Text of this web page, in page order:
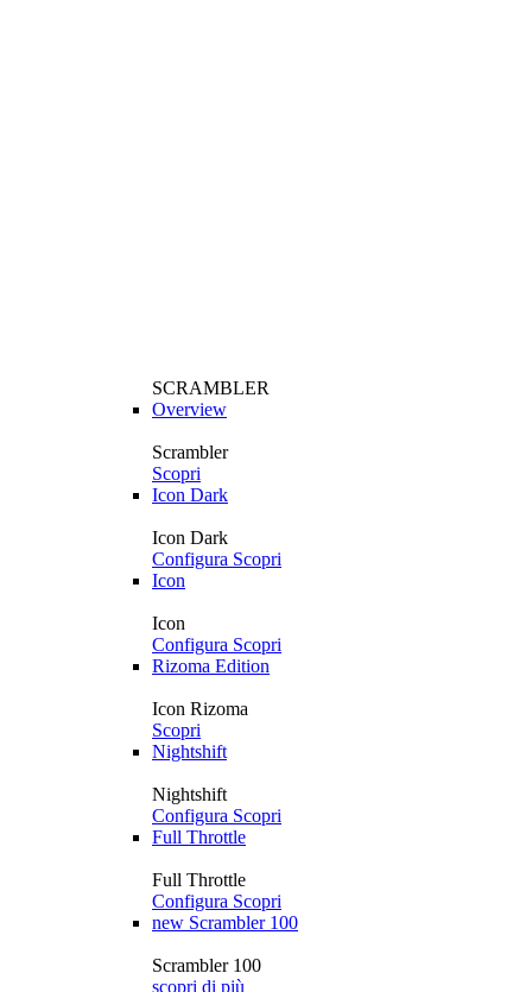
SCRAMBLER
Overview
Scrambler
Scopri
Icon Dark
Icon Dark
Configura Scopri
Icon
Icon
Configura Scopri
Rizoma Edition
Icon Rizoma
Scopri
Nightshift
Nightshift
Configura Scopri
Full Throttle
Full Throttle
Configura Scopri
new Scrambler 100
Scrambler 100
scopri di più